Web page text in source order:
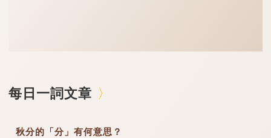
每日一詞文章
秋分的「分」有何意思？